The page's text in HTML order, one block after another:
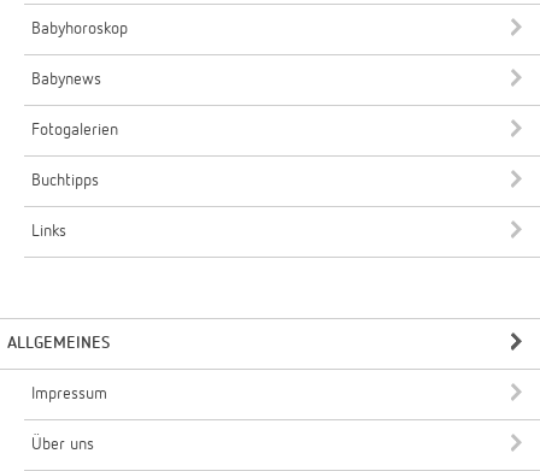
Babyhoroskop
Babynews
Fotogalerien
Buchtipps
Links
ALLGEMEINES
Impressum
Über uns